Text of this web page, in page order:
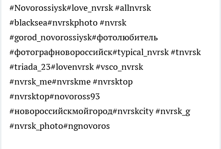
#Novorossiysk#love_nvrsk #allnvrsk
#blacksea#nvrskphoto #nvrsk
#gorod_novorossiysk#фотолюбитель
#фотографновороссийск#typical_nvrsk #tnvrsk
#triada_23#lovenvrsk #vsco_nvrsk
#nvrsk_me#nvrskme #nvrsktop
#nvrsktop#novoross93
#новороссийскмойгород#nvrskcity #nvrsk_g
#nvrsk_photo#ngnovoros